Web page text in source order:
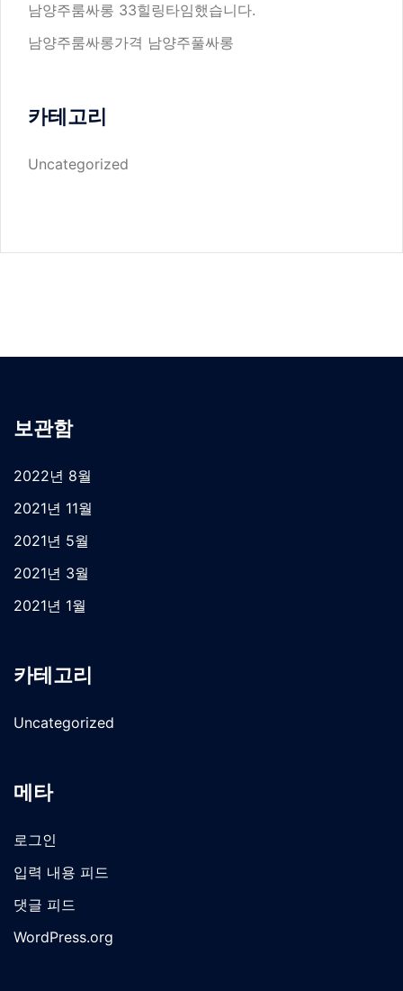
남양주룸싸롱 33힐링타임했습니다.
남양주룸싸롱가격 남양주풀싸롱
카테고리
Uncategorized
보관함
2022년 8월
2021년 11월
2021년 5월
2021년 3월
2021년 1월
카테고리
Uncategorized
메타
로그인
입력 내용 피드
댓글 피드
WordPress.org